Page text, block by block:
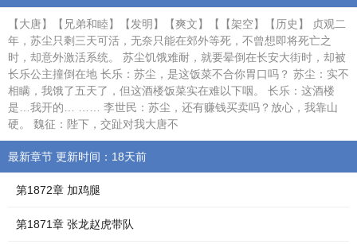
【大唐】【兄弟和睦】【发明】【爽文】【【架空】【历史】 贞观二
年，苏尘只剩三天可活，无奈只能在郊外等死，不曾想即将死亡之
时，却意外激活系统。 苏尘饥饿难耐，就要晕倒在长安大街时，却被
长乐公主撞倒在地 长乐：苏尘，是这饭菜不合你胃口吗？ 苏尘：实不
相瞒，我饿了五天了，但这酒楼饭菜实在难以下咽。 长乐：这酒楼
是…我开的… …… 李世民：苏尘，还有赚钱买卖吗？放心，我靠山
硬。 魏征：陛下，交趾对我大唐不
最新章节 更新时间：18天前
第1872章 加鸡腿
第1871章 张龙赵虎带队